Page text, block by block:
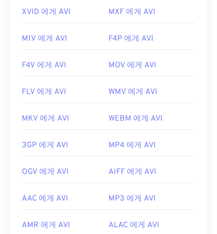
XVID 에게 AVI MXF 에게 AVI
M1V 에게 AVI F4P 에게 AVI
F4V 에게 AVI MOV 에게 AVI
FLV 에게 AVI WMV 에게 AVI
MKV 에게 AVI WEBM 에게 AVI
3GP 에게 AVI MP4 에게 AVI
OGV 에게 AVI AIFF 에게 AVI
AAC 에게 AVI MP3 에게 AVI
AMR 에게 AVI ALAC 에게 AVI